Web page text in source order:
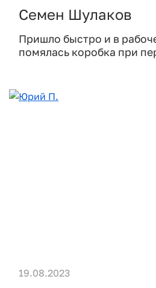
Семен Шулаков
Пришло быстро и в
помялась коробка при
19.08.2023